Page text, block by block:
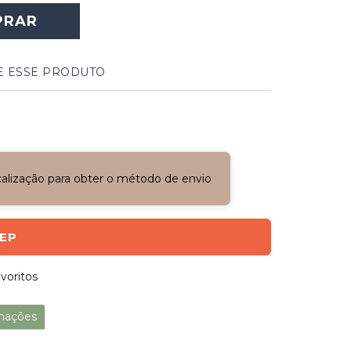
ESSE PRODUTO
para obter o método de envio